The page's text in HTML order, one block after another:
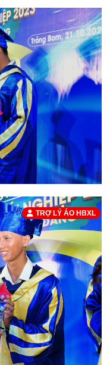
TRỢ LÝ ẢO HBXL